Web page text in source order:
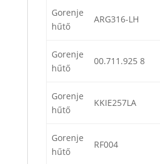
Gorenje
hűtő
ARG316-LH
Gorenje
hűtő
00.711.925 8
Gorenje
hűtő
KKIE257LA
Gorenje
hűtő
RF004